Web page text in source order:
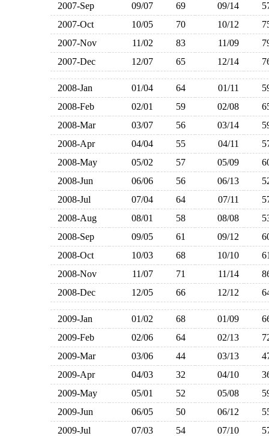
2007-Sep
09/07 69 09/14
2007-Oct
10/05 70 10/12
2007-Nov
11/02 83 11/09
2007-Dec
12/07 65 12/14
2008-Jan 01/04 64 01/11
2008-Feb
02/01 59 02/08
2008-Mar
03/07 56 03/14
2008-Apr
04/04 55 04/11
2008-May
05/02 57 05/09
2008-Jun
06/06 56 06/13
2008-Jul
07/04 64 07/11
2008-Aug
08/01 58 08/08
2008-Sep
09/05 61 09/12
2008-Oct
10/03 68 10/10
2008-Nov
11/07 71 11/14
2008-Dec
12/05 66 12/12
2009-Jan 01/02 68 01/09
2009-Feb
02/06 64 02/13
2009-Mar
03/06 44 03/13
2009-Apr
04/03 32 04/10
2009-May
05/01 52 05/08
2009-Jun
06/05 50 06/12
2009-Jul
07/03 54 07/10